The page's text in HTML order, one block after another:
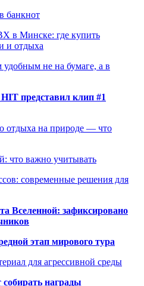
банкнот
в Минске: где купить
и отдыха
не на бумаге, а в
представил клип #1
отдыха на природе — что
что важно учитывать
современные решения для
Вселенной: зафиксировано
этап мирового тура
для агрессивной среды
награды